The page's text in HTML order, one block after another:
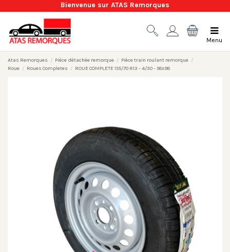
Bienvenue sur ATAS Remorques
Menu
Atas Remorques Pièce détachée remorque
Pièce train roulant remorque
Roue
Roues Completes ROUE COMPLETE 155/70 R13 - 4/30 - 58x98